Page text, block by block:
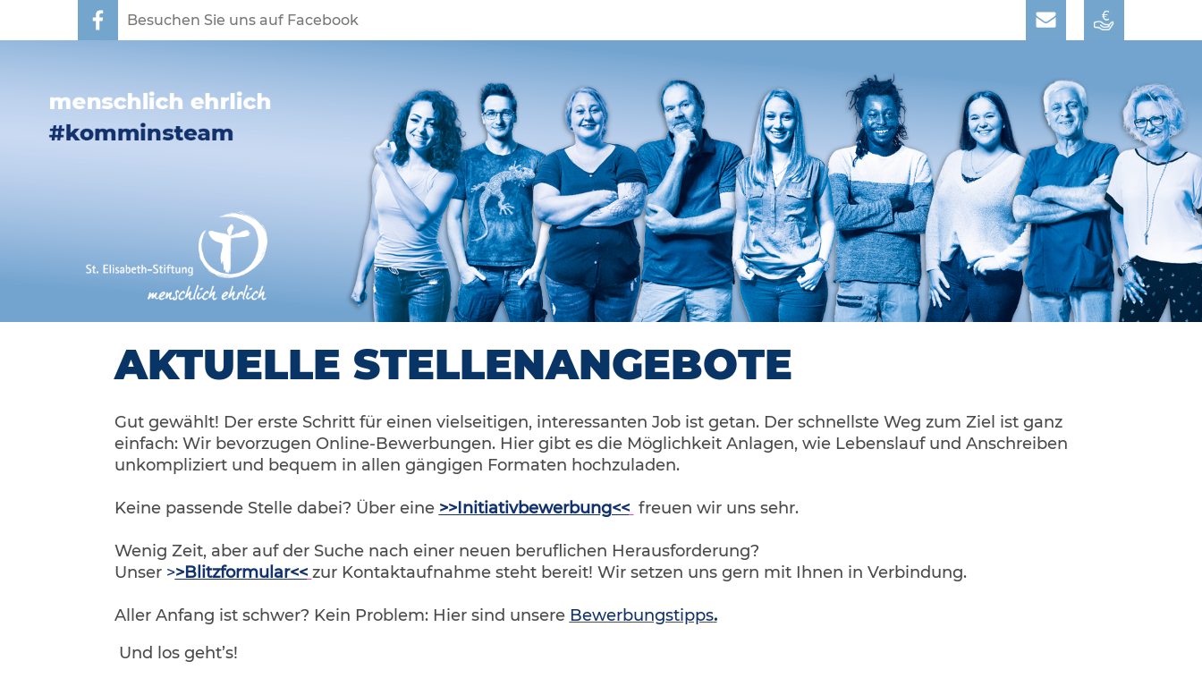
Besuchen Sie uns auf Facebook
AKTUELLE STELLENANGEBOTE
Gut gewählt! Der erste Schritt für einen vielseitigen, interessanten Job ist getan. Der schnellste Weg zum Ziel ist ganz
einfach: Wir bevorzugen Online-Bewerbungen. Hier gibt es die Möglichkeit Anlagen, wie Lebenslauf und Anschreiben
unkompliziert und bequem in allen gängigen Formaten hochzuladen.
Keine passende Stelle dabei? Über eine >>Initiativbewerbung<< freuen wir uns sehr.
Wenig Zeit, aber auf der Suche nach einer neuen beruflichen Herausforderung?
Unser >>Blitzformular<< zur Kontaktaufnahme steht bereit! Wir setzen uns gern mit Ihnen in Verbindung.
Aller Anfang ist schwer? Kein Problem: Hier sind unsere Bewerbungstipps.
Und los geht’s!